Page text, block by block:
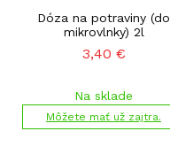
Dóza na potraviny (do
mikrovlnky) 2l
3,40 €
Na sklade
Môžete mať už zajtra.